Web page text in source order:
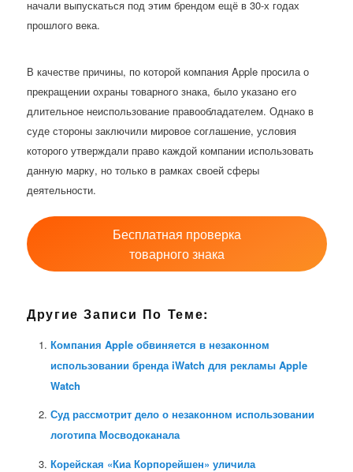
начали выпускаться под этим брендом ещё в 30-х годах
прошлого века.
В качестве причины, по которой компания Apple просила о
прекращении охраны товарного знака, было указано его
длительное неиспользование правообладателем. Однако в
суде стороны заключили мировое соглашение, условия
которого утверждали право каждой компании использовать
данную марку, но только в рамках своей сферы
деятельности.
Бесплатная проверка
товарного знака
Другие Записи По Теме:
Компания Apple обвиняется в незаконном
использовании бренда iWatch для рекламы Apple
Watch
Суд рассмотрит дело о незаконном использовании
логотипа Мосводоканала
Корейская «Киа Корпорейшен» уличила